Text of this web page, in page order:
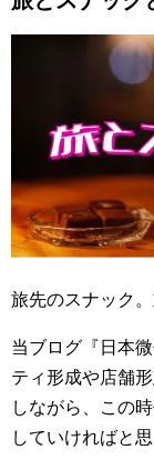
旅先のスナック
当ブログ『日本
ティ形成や店舗
しながら、この
していければと